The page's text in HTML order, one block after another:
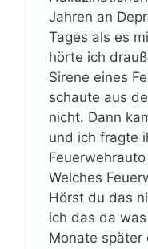
Jahren an
Tages als es
hörte ich
Sirene eines
schaute aus
nicht. Dann
und ich fragte
Welches
Hörst du das
ich das da
Monate später